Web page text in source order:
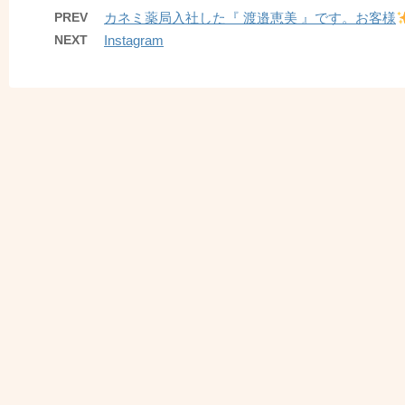
PREV カネミ薬局入社した『 渡邉恵美 』です。お客様
NEXT Instagram